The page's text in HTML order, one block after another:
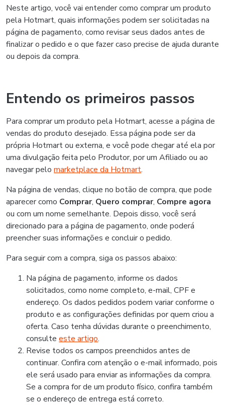
Neste artigo, você vai entender como comprar um produto
pela Hotmart, quais informações podem ser solicitadas na
página de pagamento, como revisar seus dados antes de
finalizar o pedido e o que fazer caso precise de ajuda durante
ou depois da compra.
Entendo os primeiros passos
Para comprar um produto pela Hotmart, acesse a página de
vendas do produto desejado. Essa página pode ser da
própria Hotmart ou externa, e você pode chegar até ela por
uma divulgação feita pelo Produtor, por um Afiliado ou ao
navegar pelo marketplace da Hotmart.
Na página de vendas, clique no botão de compra, que pode
aparecer como Comprar, Quero comprar, Compre agora
ou com um nome semelhante. Depois disso, você será
direcionado para a página de pagamento, onde poderá
preencher suas informações e concluir o pedido.
Para seguir com a compra, siga os passos abaixo:
Na página de pagamento, informe os dados
solicitados, como nome completo, e-mail, CPF e
endereço. Os dados pedidos podem variar conforme o
produto e as configurações definidas por quem criou a
oferta. Caso tenha dúvidas durante o preenchimento,
consulte este artigo.
Revise todos os campos preenchidos antes de
continuar. Confira com atenção o e-mail informado, pois
ele será usado para enviar as informações da compra.
Se a compra for de um produto físico, confira também
se o endereço de entrega está correto.